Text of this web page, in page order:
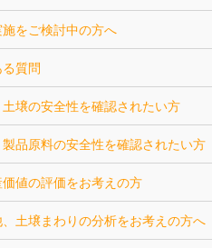
をご検討中の方へ
る質問
土壌の安全性を確認されたい方
製品原料の安全性を確認されたい方
価値の評価をお考えの方
、土壌まわりの分析をお考えの方へ